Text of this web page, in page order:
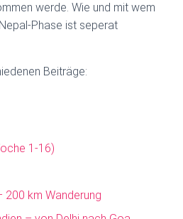
werde. Wie und mit wem
Phase ist seperat
Beiträge:
1-16)
200 km Wanderung